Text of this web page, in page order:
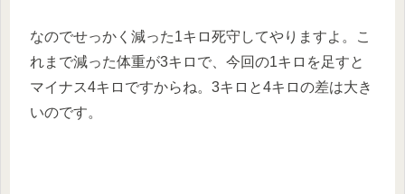
なのでせっかく減った1キロ死守してやりますよ。こ
れまで減った体重が3キロで、今回の1キロを足すと
マイナス4キロですからね。3キロと4キロの差は大き
いのです。